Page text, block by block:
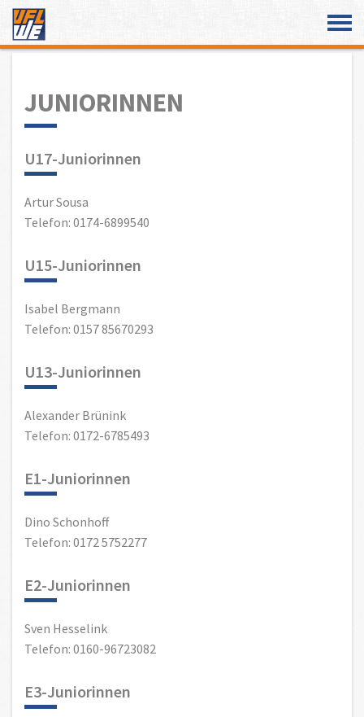
JUNIORINNEN
U17-Juniorinnen
Artur Sousa
Telefon: 0174-6899540
U15-Juniorinnen
Isabel Bergmann
Telefon: 0157 85670293
U13-Juniorinnen
Alexander Brünink
Telefon: 0172-6785493
E1-Juniorinnen
Dino Schonhoff
Telefon: 0172 5752277
E2-Juniorinnen
Sven Hesselink
Telefon: 0160-96723082
E3-Juniorinnen